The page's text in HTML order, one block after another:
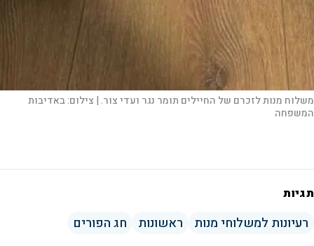
משלוח מנות לזכרם של החיילים תומר נגר ועדי צור. | צילום:באדיבות
המשפחה
תגיות
רעיונות למשלוחי מנות ראשונות חג הפורים